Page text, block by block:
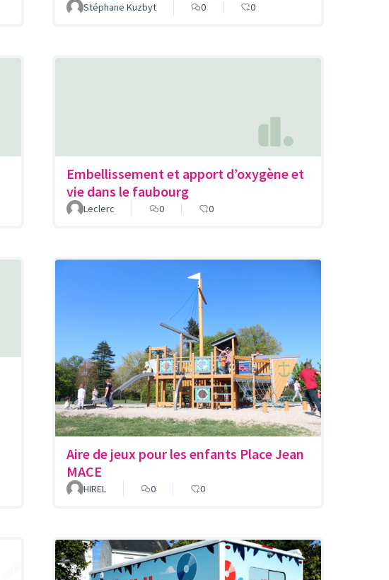
Stéphane Kuzbyt 0 0
Embellissement et apport d’oxygène et
vie dans le faubourg
Leclerc 0 0
Aire de jeux pour les enfants Place Jean
MACE
HIREL 0 0